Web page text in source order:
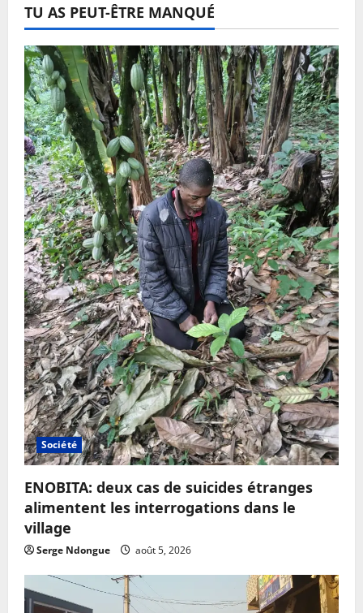
TU AS PEUT-ÊTRE MANQUÉ
Société
ENOBITA: deux cas de suicides étranges
alimentent les interrogations dans le
village
Serge Ndongue août 5, 2026